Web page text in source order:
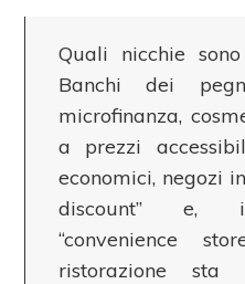
Quali nicchie
Banchi dei
microfinanza,
a prezzi
economici, negozi
discount” e,
“convenience
ristorazione sta